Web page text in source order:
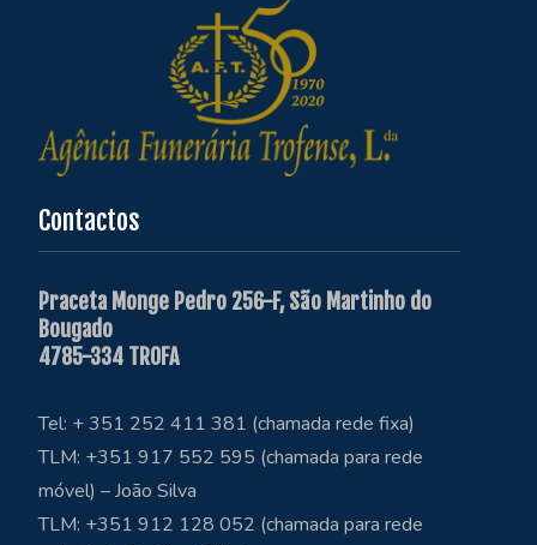
Contactos
Praceta Monge Pedro 256-F, São Martinho do
Bougado
4785-334 TROFA
Tel: + 351 252 411 381 (chamada rede fixa)
TLM: +351 917 552 595 (chamada para rede
móvel) – João Silva
TLM: +351 912 128 052 (chamada para rede